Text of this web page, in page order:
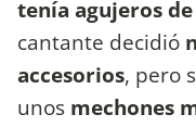
tenía agujeros
cantante decidió
accesorios, pero
unos mechones